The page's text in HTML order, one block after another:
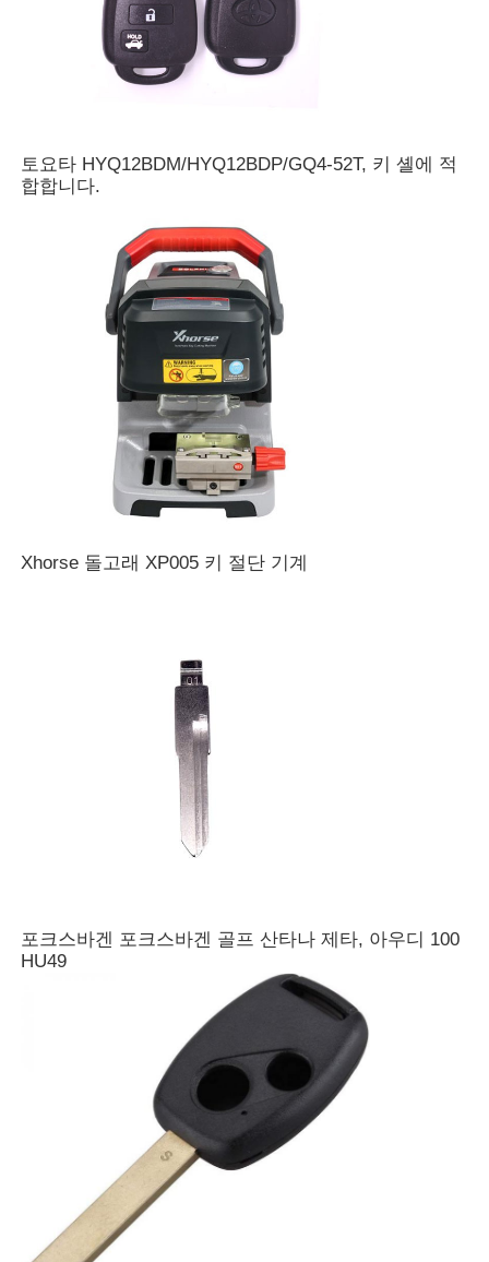
자동차 키 쉘
싱글 앵글 밀링 커터
자동차 중요 프로그래머
트랜스폰더 칩
잠수기 기계
KEYDIY 스마트키
토요타 HYQ12BDM/HYQ12BDP/GQ4-52T, 키 셸에 적
합합니다.
Xhorse 돌고래 XP005 키 절단 기계
포크스바겐 포크스바겐 골프 산타나 제타, 아우디 100
HU49